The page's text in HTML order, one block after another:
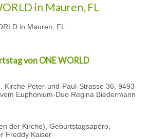
in Mauren, FL
in Mauren, FL
von ONE WORLD
Kirche Peter-und-Paul-Strasse 36, 9493
Euphonium-Duo Regina Biedermann
der Kirche), Geburtstagsapéro,
Freddy Kaiser